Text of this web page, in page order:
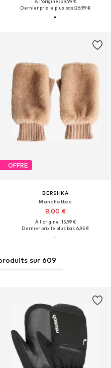
À l'origine : 29,99 €
Dernier prix le plus bas :26,99 €
OFFRE
BERSHKA
Manchettes
8,00 €
À l'origine : 15,99 €
Dernier prix le plus bas :6,95 €
sur 609